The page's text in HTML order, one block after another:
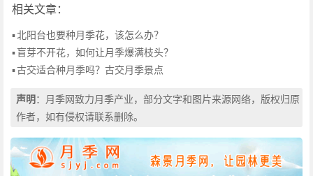
相关文章：
▪北阳台也要种月季花，该怎么办？
▪盲芽不开花，如何让月季爆满枝头？
▪古交适合种月季吗？古交月季景点
声明：月季网致力月季产业，部分文字和图片来源网络，版权归原
作者，如有侵权请联系删除。